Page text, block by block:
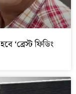
‘ব্রেস্ট ফিডিং